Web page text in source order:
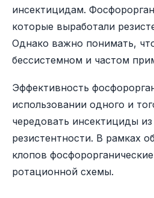
инсектицидам.
которые выработали
Однако важно понимать,
бессистемном и частом
Эффективность
использовании одного и
чередовать инсектициды
резистентности. В рамках
клопов
ротационной схемы.